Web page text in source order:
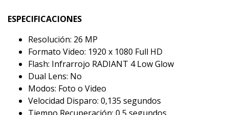
ESPECIFICACIONES
Resolución: 26 MP
Formato Video: 1920 x 1080 Full HD
Flash: Infrarrojo RADIANT 4 Low Glow
Dual Lens: No
Modos: Foto o Video
Velocidad Disparo: 0,135 segundos